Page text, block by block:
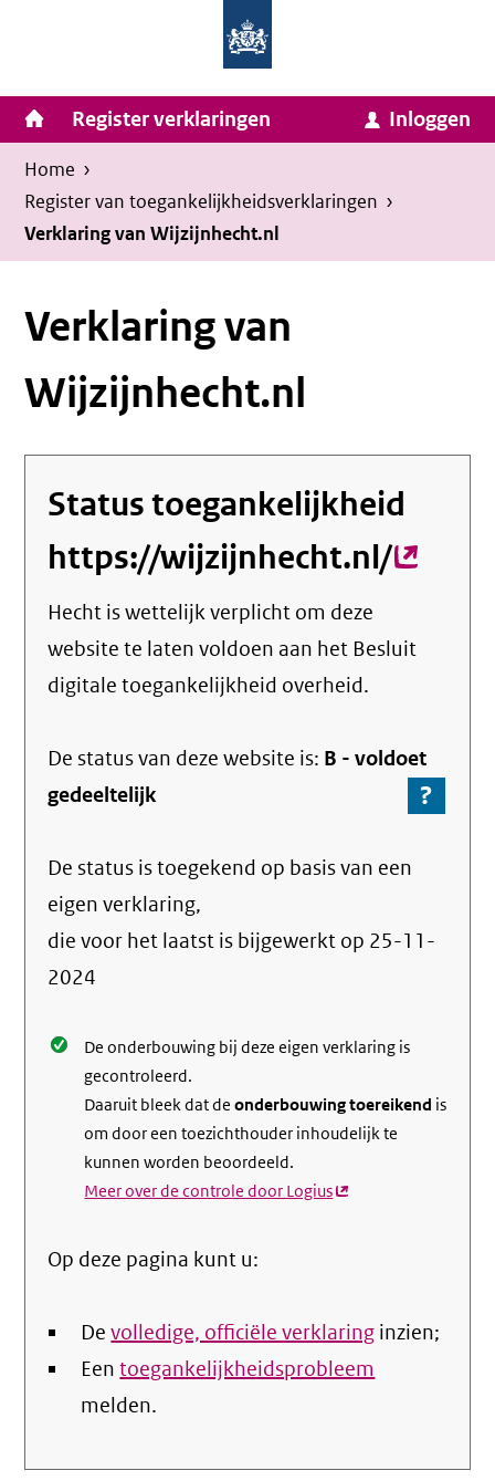
inhoud
van
Zaken
en
Koninkrijksrelaties
Homepage
van
Invulassistent
Toegankelijkheidsverklaring
Toegankelijkheidsverklaring
Hoofdnavigatie
Register verklaringen Inloggen
Kruimelpad
U
bevindt
zich
hier:
Home ›
Register van toegankelijkheids­verklaringen ›
Verklaring van Wijzijnhecht.nl
Verklaring van
Wijzijnhecht.nl
Status toegankelijkheid
https://wijzijnhecht.nl/
Hecht is wettelijk verplicht om deze
website te laten voldoen aan het Besluit
digitale toegankelijkheid overheid.
De status van dezewebsite is: B -voldoet
gedeeltelijk
?
Ga
over
De status is toegekend op basis van een
eigen verklaring,
die voor het laatst is bijgewerkt op 25-11-
2024
De onderbouwing bij deze eigen verklaring is
gecontroleerd.
Daaruit bleek dat deonderbouwing toereikend is
om door een toezichthouder inhoudelijk te
kunnen worden beoordeeld.
Meer over de controle door Logius(externe
Op deze pagina kunt u:
Devolledige, officiële verklaring inzien;
Eentoegankelijkheidsprobleem
melden.